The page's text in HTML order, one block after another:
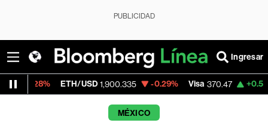
PUBLICIDAD
Ingresar
ETH/USD 1,900.335 -0.29% Visa 370.47 +0.52%
MÉXICO